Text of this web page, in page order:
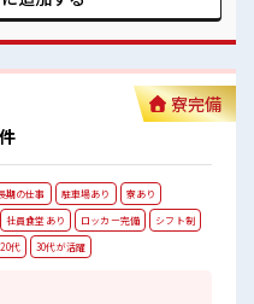
憩室・ロッカー完備！ 休憩時間
るのでらくちん♪ お昼ご飯に困
寮完備
期の仕事 駐車場あり
寮あり
社員食堂あり ロッカー完備
シフト制
代 30代が活躍